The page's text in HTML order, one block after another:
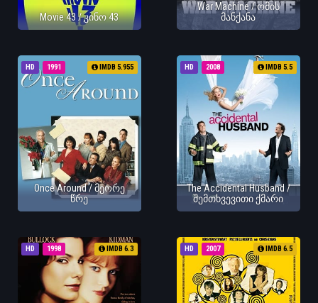
Movie 43 / კინო 43
War Machine / ომის
მანქანა
HD 1991 IMDB 5.955
Once Around / მეორე
წრე
HD 2008 IMDB 5.5
The Accidental Husband /
შემთხვევითი ქმარი
HD 1998 IMDB 6.3 HD 2007 IMDB 6.5